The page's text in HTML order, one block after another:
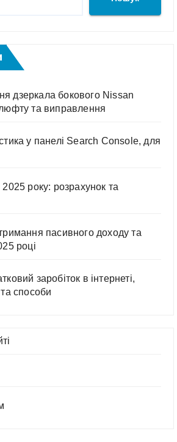
дзеркала бокового Nissan
та виправлення
у панелі Search Console, для
року: розрахунок та
пасивного доходу та
році
заробіток в інтернеті,
способи